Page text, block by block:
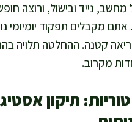
נייד ובישול, ורוצה
מקבלים תפקוד יומיומי
קטנה. ההחלטה תלויה
מקרוב.
תיקון